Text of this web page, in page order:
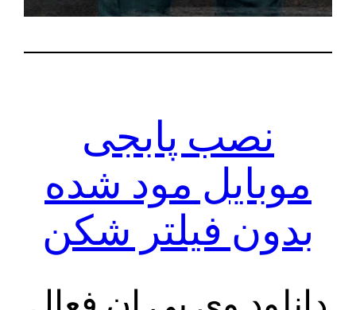
نصب پابجی
موبایل مود شده
بدون فیلتر شکن